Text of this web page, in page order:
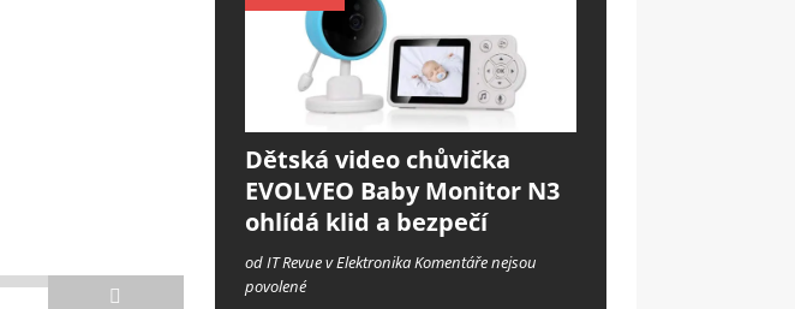
Dětská video chůvička
EVOLVEO Baby Monitor N3
ohlídá klid a bezpečí
od IT Revue v ElektronikaKomentáře nejsou
povolené